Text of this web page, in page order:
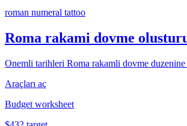
roman numeral tattoo
Roma rakami dovme
Onemli tarihleri Roma rakamli dovme
Araçları aç
Budget worksheet